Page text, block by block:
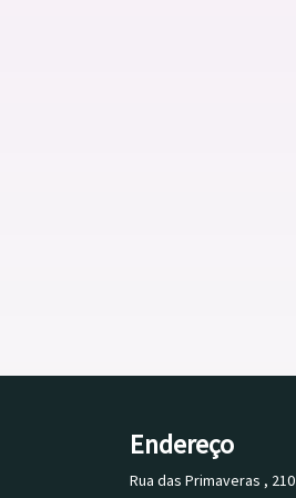
Endereço
Rua das Primaveras , 210